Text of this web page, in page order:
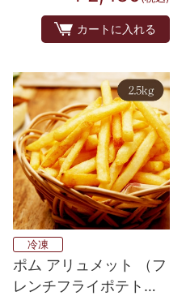
カートに入れる
冷凍
ポム アリュメット （フ
レンチフライポテト）